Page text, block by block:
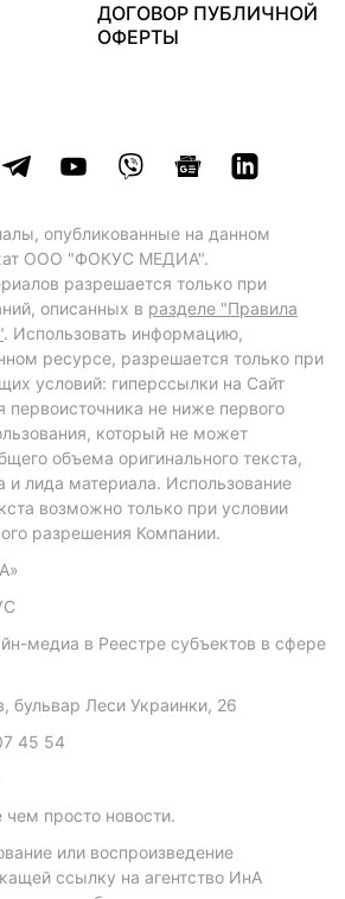
ДОГОВОР ПУБЛИЧНОЙ
ОФЕРТЫ
опубликованные на данном
ООО "ФОКУС МЕДИА".
разрешается только при
описанных в разделе "Правила
. Использовать информацию,
ресурсе, разрешается только при
условий: гиперссылки на Сайт
первоисточника не ниже первого
который не может
объема оригинального текста,
и лида материала. Использование
возможно только при условии
разрешения Компании.
медиа в Реестре субъектов в сфере
бульвар Леси Украинки, 26
45 54
просто новости.
или воспроизведение
ссылку на агентство ИнА